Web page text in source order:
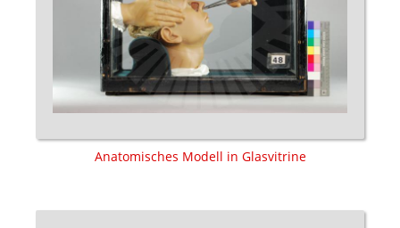
Anatomisches Modell in Glasvitrine